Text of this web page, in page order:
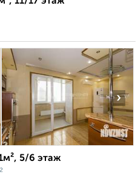
›
5/6 этаж